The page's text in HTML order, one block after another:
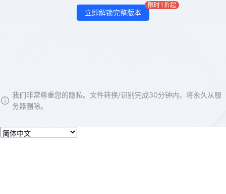
立即解锁完整版本
限时1折起
我们非常尊重您的隐私。文件转换/识别完成30分钟内，将永久从服
务器删除。